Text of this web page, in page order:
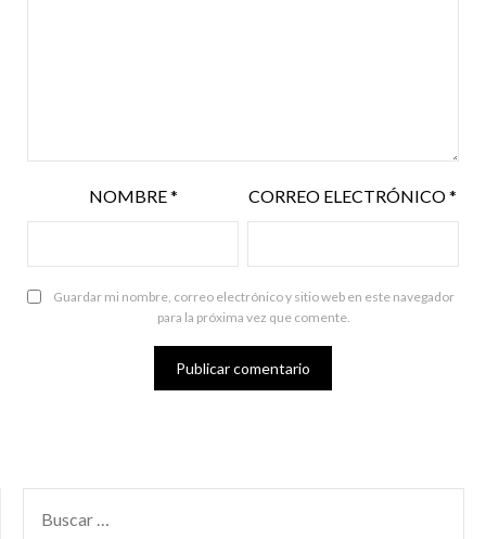
NOMBRE* CORREO ELECTRÓNICO*
Guardar mi nombre, correo electrónico y sitio web en este navegador
para la próxima vez que comente.
POR: